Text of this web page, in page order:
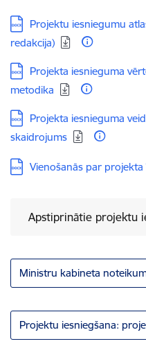
Lejupielādēt:
Projektu iesniegumu
redakcija)
Lejupielādēt:
Projekta iesnieguma
metodika
Lejupielādēt:
Projekta iesnieguma
skaidrojums
Lejupielādēt:
Vienošanās par
Apstiprinātie projektu
Ministru kabineta
Projektu iesniegšana: